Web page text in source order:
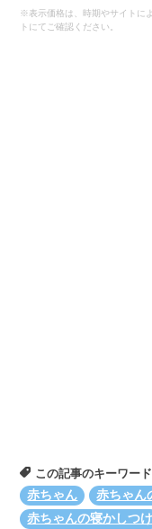
※表示価格は、時期やサイトに
トにてご確認ください。
この記事のキーワード
赤ちゃん
赤ちゃん
赤ちゃんの寝かしつけ